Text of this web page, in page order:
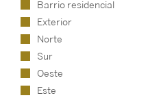
Barrio residencial
Exterior
Norte
Sur
Oeste
Este